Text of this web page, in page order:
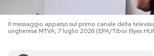
CALENDARIO
Il messaggio apparso sul primo canale della
ungherese MTVA, 7 luglio 2026 (EPA/Tibor Illyes